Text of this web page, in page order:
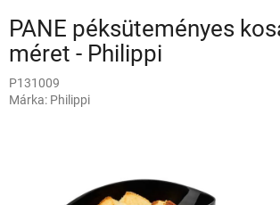
PANE péksüteményes
méret - Philippi
P131009
Márka: Philippi